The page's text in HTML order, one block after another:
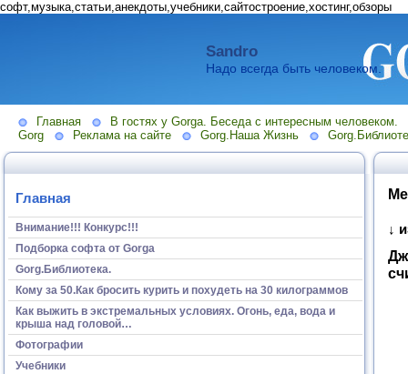
софт,музыка,статьи,анекдоты,учебники,сайтостроение,хостинг,обзоры
Sandro
Надо всегда быть человеком.
Главная
В гостях у Gorga. Беседа с интересным человеком.
Gorg
Реклама на сайте Gorg.Наша Жизнь
Главная
Внимание!!! Конкурс!!!
Подборка софта от Gorga
Gorg.Библиотека.
Кому за 50.Как бросить курить и похудеть на 30 килограммов
Как выжить в экстремальных условиях. Огонь, еда, вода и
крыша над головой…
Фотографии
Учебники
↓